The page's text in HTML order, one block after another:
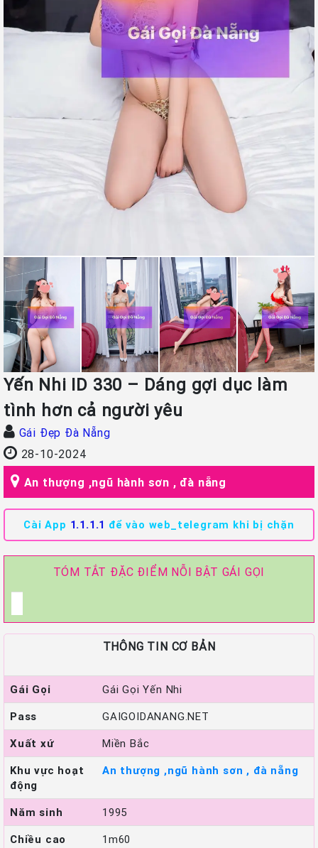
Yến Nhi ID 330 – Dáng gợi dục làm
tình hơn cả người yêu
Gái Đẹp Đà Nẵng
28-10-2024
An thượng ,ngũ hành sơn , đà nẵng
Cài App 1.1.1.1 để vào web_telegram khi bị chặn
TÓM TẮT ĐẶC ĐIỂM NỖI BẬT GÁI GỌI
THÔNG TIN CƠ BẢN
Gái Gọi
Gái Gọi Yến Nhi
Pass
GAIGOIDANANG.NET
Xuất xứ
Miền Bắc
Khu vực hoạt
động
An thượng ,ngũ hành sơn , đà nẵng
Năm sinh
1995
Chiều cao
1m60